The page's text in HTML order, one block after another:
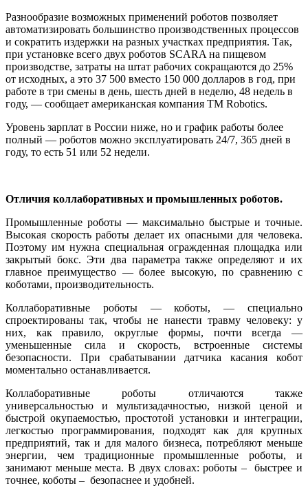
Разнообразие возможных применений роботов позволяет
автоматизировать большинство производственных процессов
и сократить издержки на разных участках предприятия. Так,
при установке всего двух роботов SCARA на пищевом
производстве, затраты на штат рабочих сокращаются до 25%
от исходных, а это 37 500 вместо 150 000 долларов в год, при
работе в три смены в день, шесть дней в неделю, 48 недель в
году, — сообщает американская компания TM Robotics.
Уровень зарплат в России ниже, но и график работы более
полный — роботов можно эксплуатировать 24/7, 365 дней в
году, то есть 51 или 52 недели.
Отличия коллаборативных и промышленных роботов.
Промышленные роботы — максимально быстрые и точные.
Высокая скорость работы делает их опасными для человека.
Поэтому им нужна специальная огражденная площадка или
закрытый бокс. Эти два параметра также определяют и их
главное преимущество — более высокую, по сравнению с
коботами, производительность.
Коллаборативные роботы — коботы, — специально
спроектированы так, чтобы не нанести травму человеку: у
них, как правило, округлые формы, почти всегда —
уменьшенные сила и скорость, встроенные системы
безопасности. При срабатывании датчика касания кобот
моментально останавливается.
Коллаборативные роботы отличаются также
универсальностью и мультизадачностью, низкой ценой и
быстрой окупаемостью, простотой установки и интеграции,
легкостью программирования, подходят как для крупных
предприятий, так и для малого бизнеса, потребляют меньше
энергии, чем традиционные промышленные роботы, и
занимают меньше места. В двух словах: роботы – быстрее и
точнее, коботы – безопаснее и удобней.